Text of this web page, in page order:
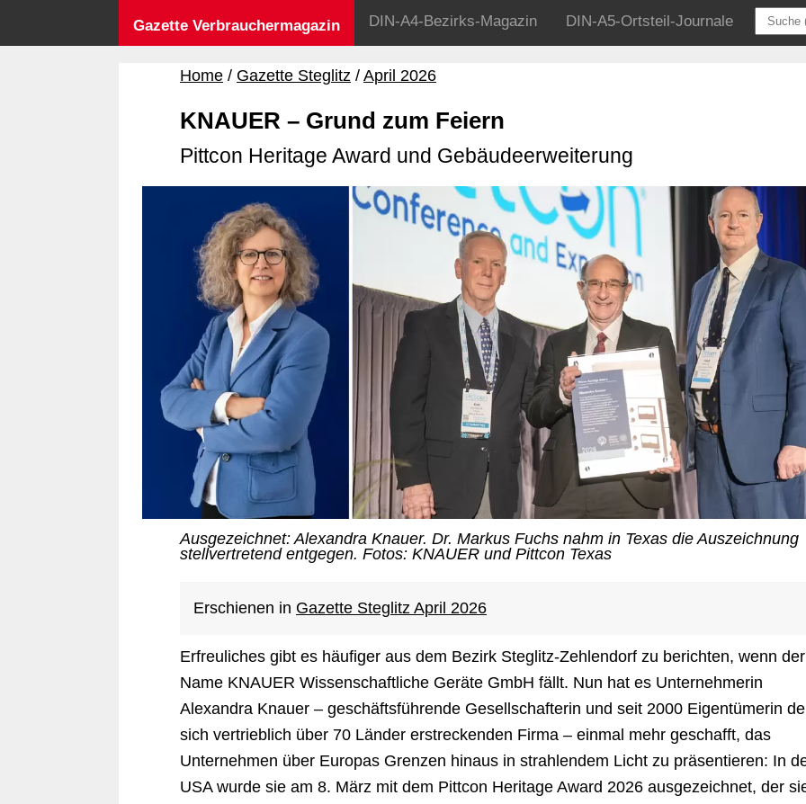
Gazette Verbrauchermagazin DIN-A4-Bezirks-Magazin DIN-A5-Ortsteil-Journale
Home Gazette Steglitz April 2026
KNAUER – Grund zum Feiern
Pittcon Heritage Award und Gebäudeerweiterung
Ausgezeichnet: Alexandra Knauer. Dr. Markus Fuchs nahm in Texas die Auszeichnung
stellvertretend entgegen. Fotos: KNAUER und Pittcon Texas
Erschienen in Gazette Steglitz April 2026
Erfreuliches gibt es häufiger aus dem Bezirk Steglitz-Zehlendorf zu berichten, wenn der
Name KNAUER Wissenschaftliche Geräte GmbH fällt. Nun hat es Unternehmerin
Alexandra Knauer – geschäftsführende Gesellschafterin und seit 2000 Eigentümerin
sich vertrieblich über 70 Länder erstreckenden Firma – einmal mehr geschafft, das
Unternehmen über Europas Grenzen hinaus in strahlendem Licht zu präsentieren: In
USA wurde sie am 8. März mit dem Pittcon Heritage Award 2026 ausgezeichnet, der